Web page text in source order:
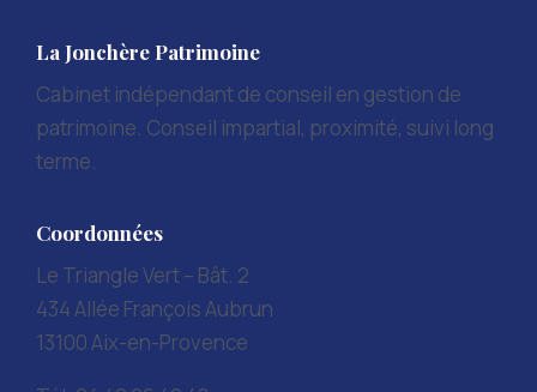
La Jonchère Patrimoine
Cabinet indépendant de conseil en gestion de
patrimoine. Conseil impartial, proximité, suivi long
terme.
Coordonnées
Le Triangle Vert – Bât. 2
434 Allée François Aubrun
13100 Aix-en-Provence